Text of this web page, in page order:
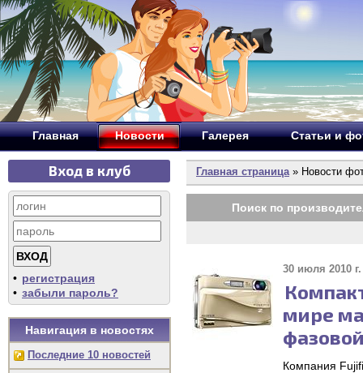
Главная Новости Галерея Статьи и
Вход в клуб
• регистрация
• забыли пароль?
Навигация в новостях
Последние 10 новостей
Главная страница» Новости
Поиск по
30 июля 2010 г.
мире
Компания